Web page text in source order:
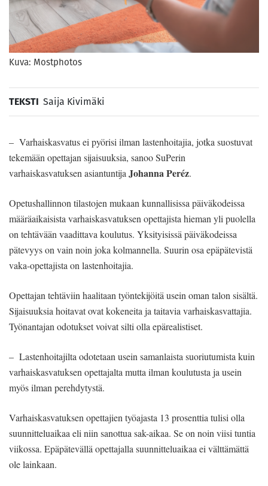
Kuva: Mostphotos
TEKSTI Saija Kivimäki
– Varhaiskasvatus ei pyörisi ilman lastenhoitajia, jotka suostuvat
tekemään opettajan sijaisuuksia, sanoo SuPerin
varhaiskasvatuksen asiantuntija Johanna Peréz.
Opetushallinnon tilastojen mukaan kunnallisissa päiväkodeissa
määräaikaisista varhaiskasvatuksen opettajista hieman yli puolella
on tehtävään vaadittava koulutus. Yksityisissä päiväkodeissa
pätevyys on vain noin joka kolmannella. Suurin osa epäpätevistä
vaka-opettajista on lastenhoitajia.
Opettajan tehtäviin haalitaan työntekijöitä usein oman talon sisältä.
Sijaisuuksia hoitavat ovat kokeneita ja taitavia varhaiskasvattajia.
Työnantajan odotukset voivat silti olla epärealistiset.
– Lastenhoitajilta odotetaan usein samanlaista suoriutumista kuin
varhaiskasvatuksen opettajalta mutta ilman koulutusta ja usein
myös ilman perehdytystä.
Varhaiskasvatuksen opettajien työajasta 13 prosenttia tulisi olla
suunnitteluaikaa eli niin sanottua sak-aikaa. Se on noin viisi tuntia
viikossa. Epäpätevällä opettajalla suunnitteluaikaa ei välttämättä
ole lainkaan.